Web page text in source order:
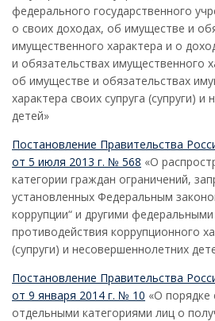
федерального государственного
о своих доходах, об имуществе и
имущественного характера и о
и обязательствах имущественного
об имуществе и обязательствах
характера своих супруга (супруги)
детей»
Постановление Правительства
от 5 июля 2013 г. № 568 «О
категории граждан ограничений,
установленных Федеральным
коррупции“ и другими
противодействия коррупционного
(супруги) и несовершеннолетних
Постановление Правительства
от 9 января 2014 г. № 10 «О
отдельными категориями лиц о